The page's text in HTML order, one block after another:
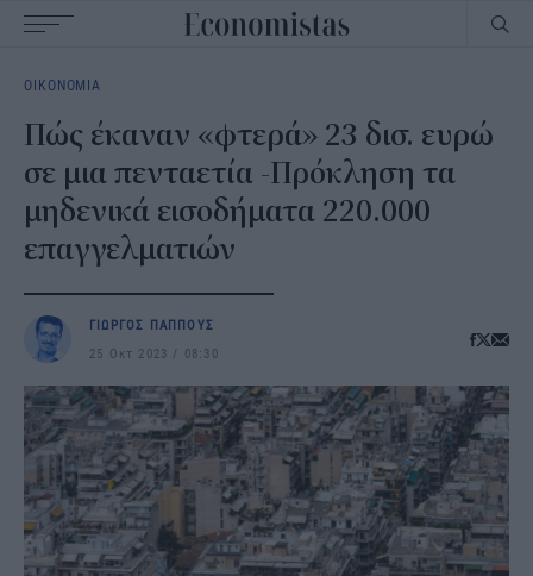
navigation
ΟΙΚΟΝΟΜΙΑ
Πώς έκαναν «φτερά» 23 δισ. ευρώ
σε μια πενταετία -Πρόκληση τα
μηδενικά εισοδήματα 220.000
επαγγελματιών
ΓΙΩΡΓΟΣ ΠΑΠΠΟΥΣ
25 Οκτ 2023
08:30